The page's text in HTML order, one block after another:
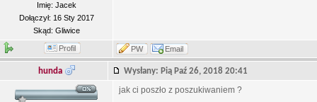
Imię: Jacek
Dołączył: 16 Sty 2017
Skąd: Gliwice
Profil PW Email
hunda Wysłany: Pią Paź 26, 2018 20:41
jak ci poszło z poszukiwaniem ?